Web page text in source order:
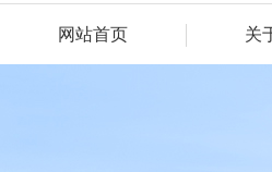
网站首页 关